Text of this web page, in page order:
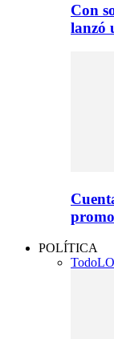
Con
lanzó
POLÍTICA
Todo